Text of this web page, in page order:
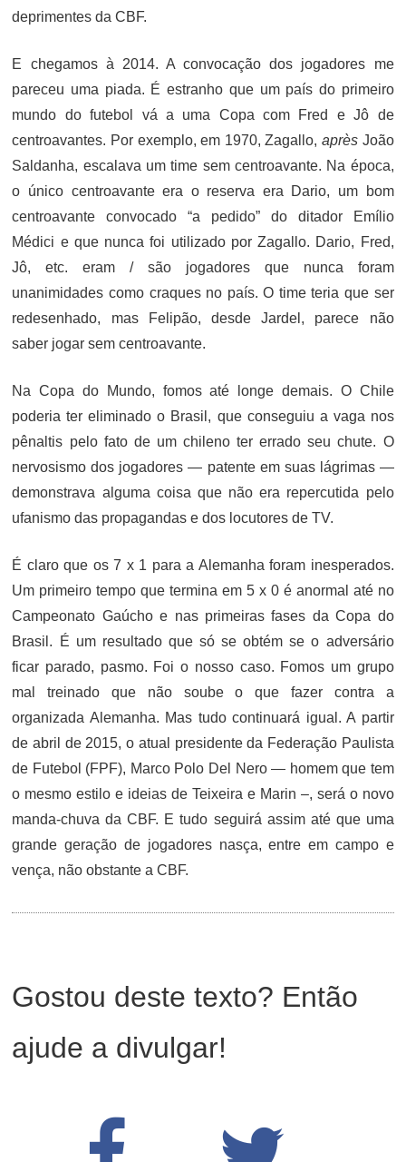
deprimentes da CBF.
E chegamos à 2014. A convocação dos jogadores me
pareceu uma piada. É estranho que um país do primeiro
mundo do futebol vá a uma Copa com Fred e Jô de
centroavantes. Por exemplo, em 1970, Zagallo, après João
Saldanha, escalava um time sem centroavante. Na época,
o único centroavante era o reserva era Dario, um bom
centroavante convocado “a pedido” do ditador Emílio
Médici e que nunca foi utilizado por Zagallo. Dario, Fred,
Jô, etc. eram / são jogadores que nunca foram
unanimidades como craques no país. O time teria que ser
redesenhado, mas Felipão, desde Jardel, parece não
saber jogar sem centroavante.
Na Copa do Mundo, fomos até longe demais. O Chile
poderia ter eliminado o Brasil, que conseguiu a vaga nos
pênaltis pelo fato de um chileno ter errado seu chute. O
nervosismo dos jogadores — patente em suas lágrimas —
demonstrava alguma coisa que não era repercutida pelo
ufanismo das propagandas e dos locutores de TV.
É claro que os 7 x 1 para a Alemanha foram inesperados.
Um primeiro tempo que termina em 5 x 0 é anormal até no
Campeonato Gaúcho e nas primeiras fases da Copa do
Brasil. É um resultado que só se obtém se o adversário
ficar parado, pasmo. Foi o nosso caso. Fomos um grupo
mal treinado que não soube o que fazer contra a
organizada Alemanha. Mas tudo continuará igual. A partir
de abril de 2015, o atual presidente da Federação Paulista
de Futebol (FPF), Marco Polo Del Nero — homem que tem
o mesmo estilo e ideias de Teixeira e Marin –, será o novo
manda-chuva da CBF. E tudo seguirá assim até que uma
grande geração de jogadores nasça, entre em campo e
vença, não obstante a CBF.
Gostou deste texto? Então
ajude a divulgar!